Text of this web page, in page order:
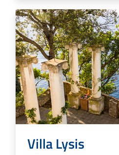
Villa Lysis